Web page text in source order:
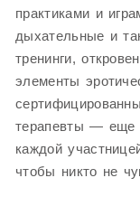
практиками и
дыхательные и
тренинги,
элементы
терапевты — еще
каждой
чтобы никто не